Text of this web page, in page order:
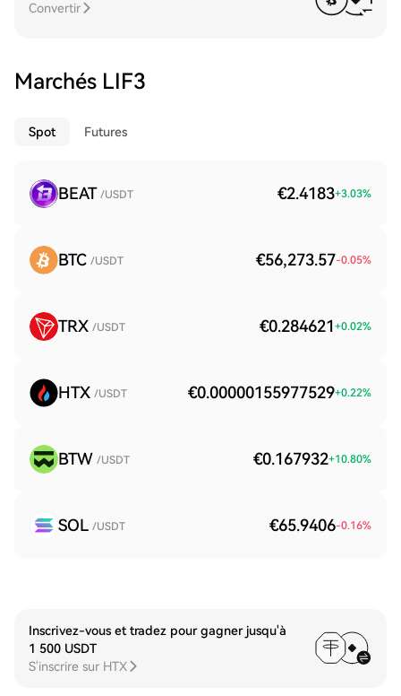
Convertir
Marchés LIF3
Spot Futures
BEAT /USDT €2.4183+3.03%
BTC /USDT €56,273.57-0.05%
TRX /USDT €0.284621 +0.02%
HTX /USDT €0.00000155977529+0.22%
BTW /USDT €0.167932+10.80%
SOL /USDT €65.9406-0.16%
Inscrivez-vous et tradez pour gagner jusqu'à
1 500 USDT
S'inscrire sur HTX